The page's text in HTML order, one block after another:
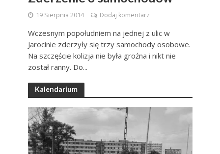
19 Sierpnia 2014 Dodaj komentarz
Wczesnym popołudniem na jednej z ulic w
Jarocinie zderzyły się trzy samochody osobowe.
Na szczęście kolizja nie była groźna i nikt nie
został ranny. Do...
Kalendarium